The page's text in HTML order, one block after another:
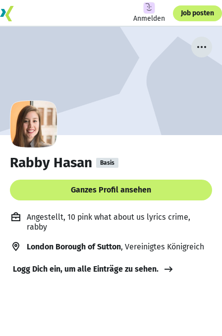
Anmelden
Job posten
Rabby Hasan Basis
Ganzes Profil ansehen
Angestellt, 10 pink what about us lyrics crime,
rabby
London Borough of Sutton, Vereinigtes Königreich
Logg Dich ein, um alle Einträge zu sehen.